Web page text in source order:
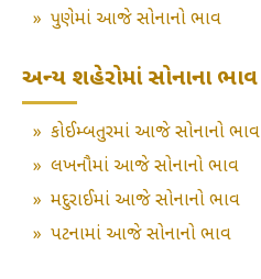
» પુણેમાં આજે સોનાનો ભાવ
અન્ય શહેરોમાં સોનાના ભાવ
» કોઈમ્બતુરમાં આજે સોનાનો ભાવ
» લખનૌમાં આજે સોનાનો ભાવ
» મદુરાઈમાં આજે સોનાનો ભાવ
» પટનામાં આજે સોનાનો ભાવ